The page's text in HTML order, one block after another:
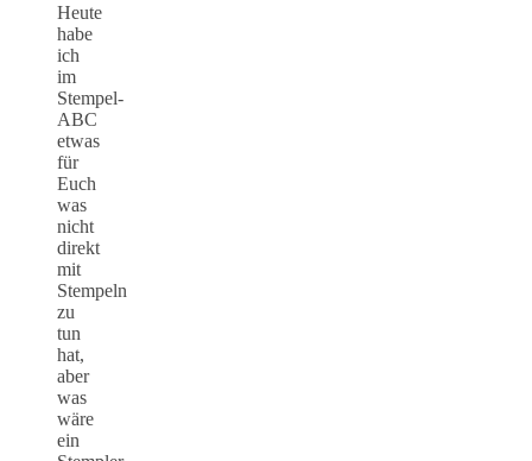
Heute
habe
ich
im
Stempel-
ABC
etwas
für
Euch
was
nicht
direkt
mit
Stempeln
zu
tun
hat,
aber
was
wäre
ein